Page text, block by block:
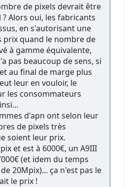
de pixels devrait être
Alors oui, les fabricants
en s'autorisant une
prix quand le nombre de
à gamme équivalente,
pas beaucoup de sens, si
au final de marge plus
leur en vouloir, le
les consommateurs
d'apn ont selon leur
de pixels très
soient leur prix.
et est à 6000€, un A9III
(et idem du temps
20Mpix)... ça n'est pas le
le prix !